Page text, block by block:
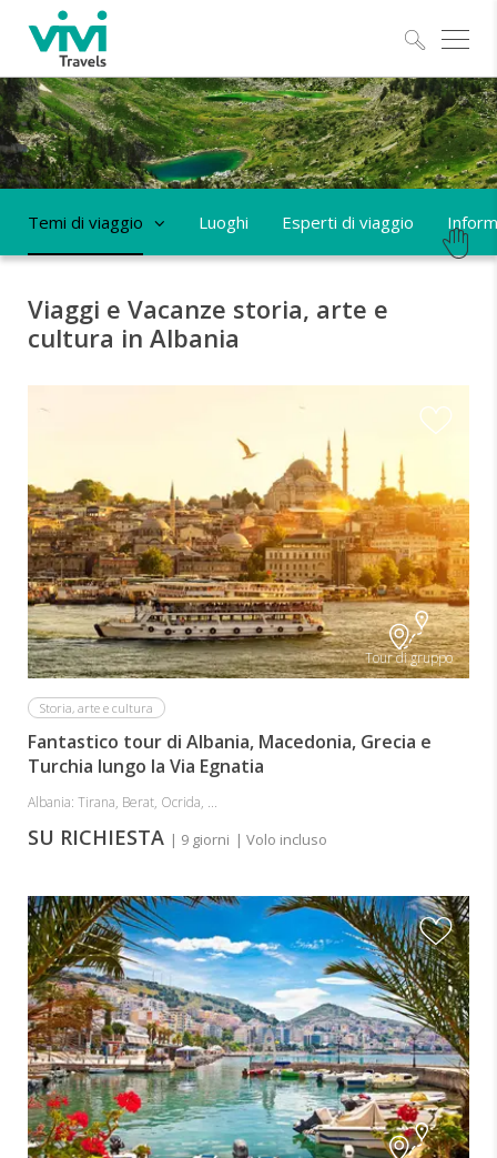
Temi di viaggio Luoghi Esperti di viaggio
Viaggi e Vacanze storia, arte e
cultura in Albania
Tour di gruppo
Storia, arte e cultura
Fantastico tour di Albania, Macedonia, Grecia e
Turchia lungo la Via Egnatia
Albania: Tirana, Berat, Ocrida, ...
SU RICHIESTA | 9 giorni | Volo incluso